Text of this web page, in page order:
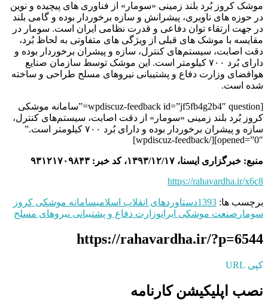
موشک کروز بُرد بلند زمینی «سومار» از فناوری های پیچیده و نوین
در حوزه های ناوبری، پیشرانش و سازه برخوردار بوده و گامی بلند
در جهت ارتقاء توان دفاعی و قدرت نظامی ایران است. سومار در
مقایسه با موشک های قبلی از ویژگی های متفاوتی به لحاظ بُرد،
دقت اصابت، سیستم‌های کنترل، سازه و پیشران برخوردار بوده و
دارای بُرد ۷۰۰ کیلومتر است. این موشک توسط سازمان صنایع
هوافضای وزارت دفاع و پشتیبانی نیروهای مسلح طراحی و ساخته
شده است.
[wpdiscuz-feedback id=”jf5fb4g2b4″ question=”سامانه موشکی
کروز بُرد بلند زمینی «سومار» از دقت اصابت، سیستم‌های کنترل،
سازه و پیشران برخوردار بوده و دارای بُرد ۷۰۰ کیلومتر است.”
opened=”0″][/wpdiscuz-feedback]
منبع: خبرگزاری ایسنا، ۱۳۹۳/۱۲/۱۷، کد خبر:
۹۳۱۲۱۷۰۹۸۴۳
https://rahavardha.ir/x6c8
برچسب ها: 1393دستاوردهای انقلاب اسلامیسامانه موشکی کروز
سومار صنعت موشکی ایرانوزارت دفاع و پشتیبانی نیروهای مسلح
https://rahavardha.ir/?p=6544
کپی URL
نصب اپلیکیشن کارنامه